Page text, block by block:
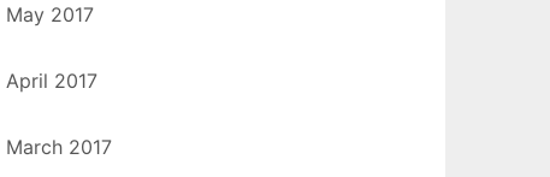
May 2017
April 2017
March 2017